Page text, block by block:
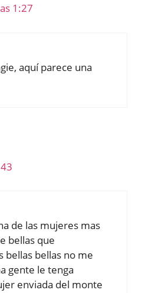
1:27
aquí parece una
de las mujeres mas
bellas que
bellas bellas no me
gente le tenga
enviada del monte